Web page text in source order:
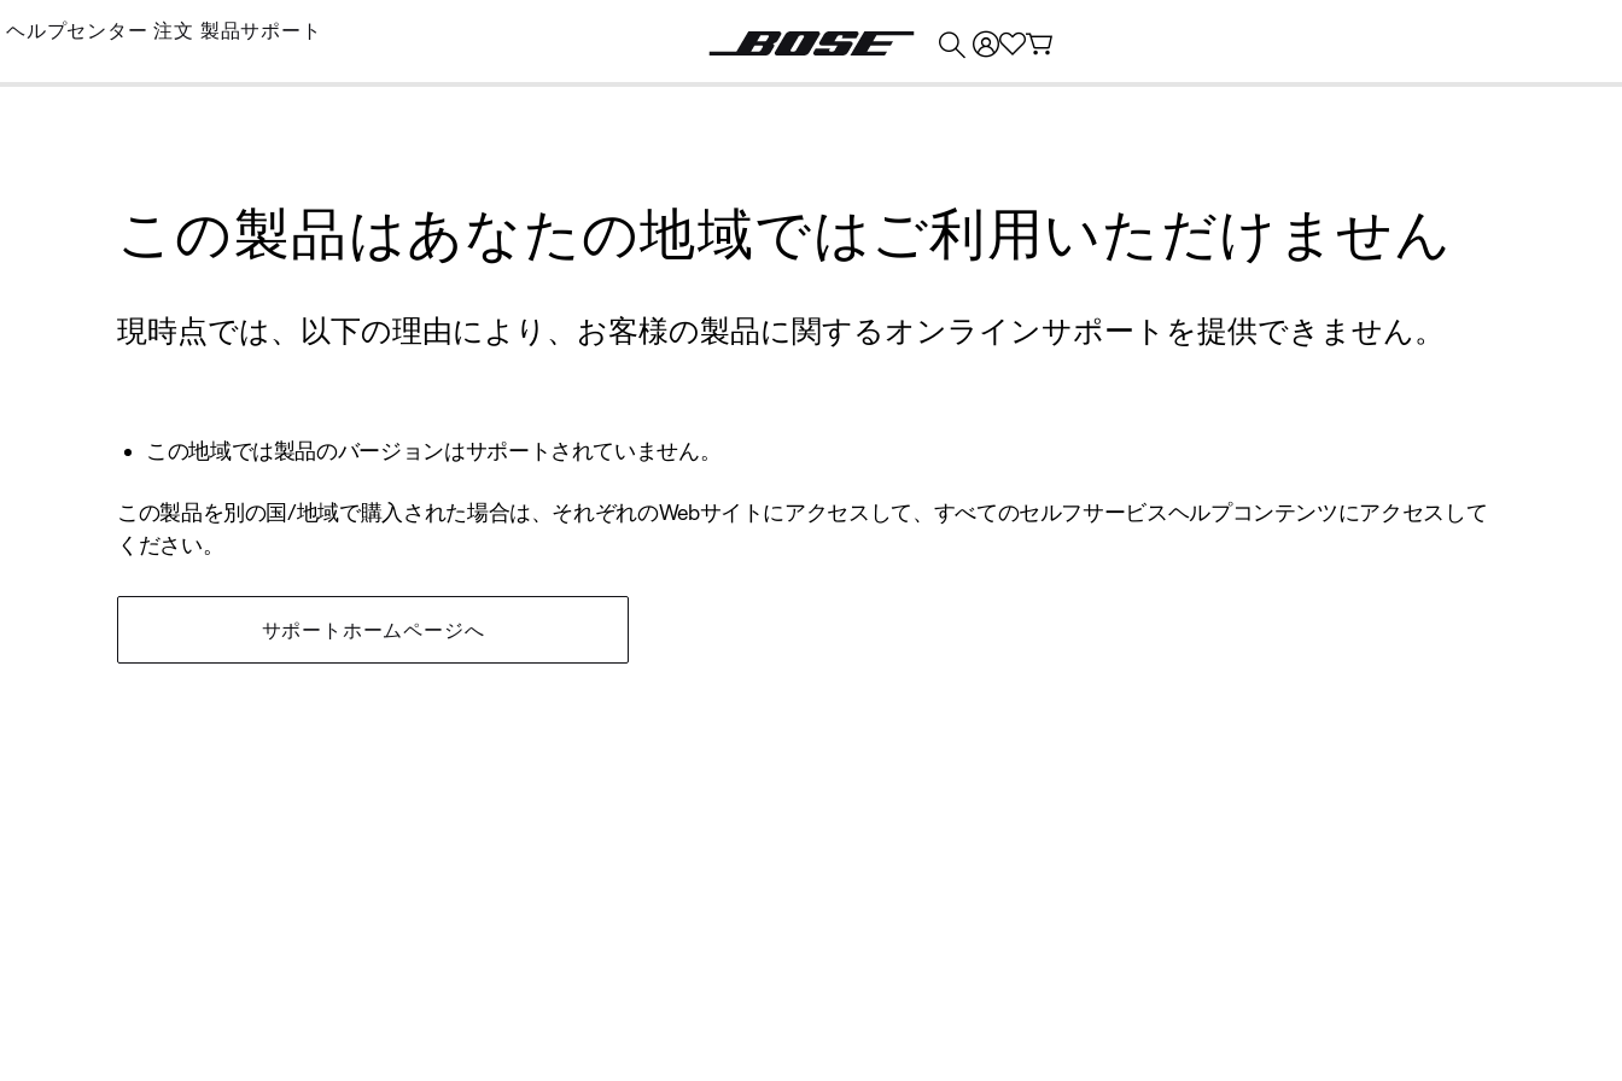
Skip
Main
ヘルプセンター 注文 製品サポート
この製品はあなたの地域ではご利用いただけません
現時点では、以下の理由により、お客様の製品に関するオンラインサポートを提供できません。
この地域では製品のバージョンはサポートされていません。
この製品を別の国/地域で購入された場合は、それぞれのWebサイトにアクセスして、すべてのセルフサービスヘルプコンテンツにアクセスして
ください。
サポートホームページへ